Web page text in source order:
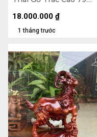
1 tháng trước
18.000.000 ₫